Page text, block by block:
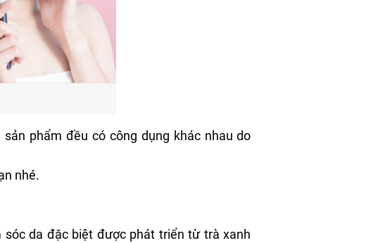
phẩm đều có công dụng khác nhau do
nhé.
sóc da đặc biệt được phát triển từ trà xanh